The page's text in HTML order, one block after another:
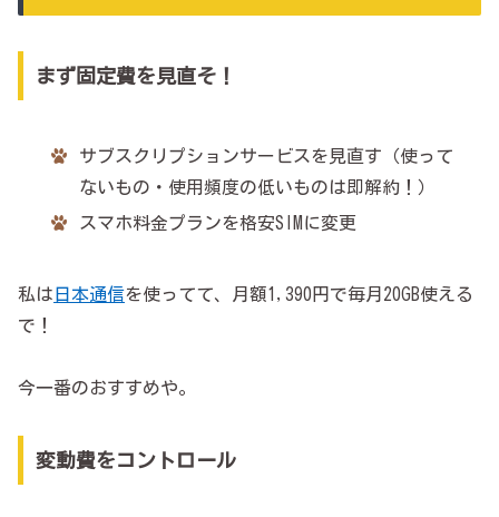
まず固定費を見直そ！
サブスクリプションサービスを見直す（使って
ないもの・使用頻度の低いものは即解約！）
スマホ料金プランを格安SIMに変更
私は 日本通信を使ってて、月額1,390円で毎月20GB使える
で！
今一番のおすすめや。
変動費をコントロール